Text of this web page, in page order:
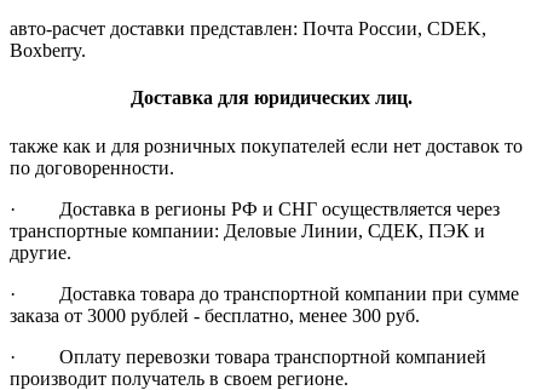
авто-расчет доставки представлен: Почта России, CDEK,
Boxberry.
Доставка для юридических лиц.
также как и для розничных покупателей если нет доставок то
по договоренности.
· Доставка в регионы РФ и СНГ осуществляется через
транспортные компании: Деловые Линии, СДЕК, ПЭК и
другие.
· Доставка товара до транспортной компании при сумме
заказа от 3000 рублей - бесплатно, менее 300 руб.
· Оплату перевозки товара транспортной компанией
производит получатель в своем регионе.